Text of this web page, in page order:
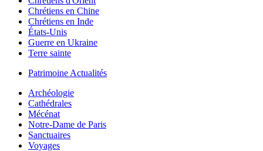
Chrétiens en Chine
Chrétiens en Inde
États-Unis
Guerre en Ukraine
Terre sainte
Patrimoine Actualités
Archéologie
Cathédrales
Mécénat
Notre-Dame de Paris
Sanctuaires
Voyages